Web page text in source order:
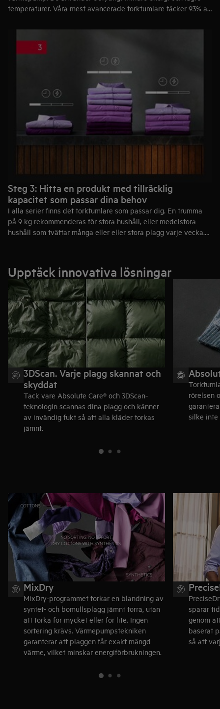
temperaturer. Våra mest avancerade torktumlare täcker 93% av
syntet, jeans, bomull, ull, siden och andra ömtåliga föremål
såsom funktionskläder, dunjackor och täcken.
Vi har namngett vårt produktsortiment från 6000-9000-serien.
Kapaciteten i varje serie är kumulativ, så du får en ökande nivå
av klädvård med varje serietilskott. Vår praktiskaserieöversikt
låter dig jämföra serierna och se alla nyckelfunktioner på ett
ögonkast.
Steg 3: Hitta en produkt med tillräcklig
kapacitet som passar dina behov
I alla serier finns det torktumlare som passar dig. En trumma
på 9 kg rekommenderas för stora hushåll, eller medelstora
hushåll som tvättar många eller eller stora plagg varje vecka.
BRA ATT VETA: Vår innovativa ProSense®-teknologi (ingår
med varje torktumlare från AEG) använder avancerade fukt-
och temperatursensorer för att justera energiförbrukningen för
stora och små torkmängder.
Upptäck innovativa lösningar
3DScan. Varje plagg skannat och
skyddat
Tack vare Absolute Care® och 3DScan-
teknologin scannas dina plagg och känner
av invändig fukt så att alla kläder torkas
jämnt.
rörelsen
silke inte
MixDry
MixDry-programmet torkar en blandning av
syntet- och bomullsplagg jämnt torra, utan
att torka för mycket eller för lite. Ingen
sortering krävs. Värmepumpstekniken
garanterar att plaggen får exakt mängd
värme, vilket minskar energiförbrukningen.
sparar
genom
baserat
så att